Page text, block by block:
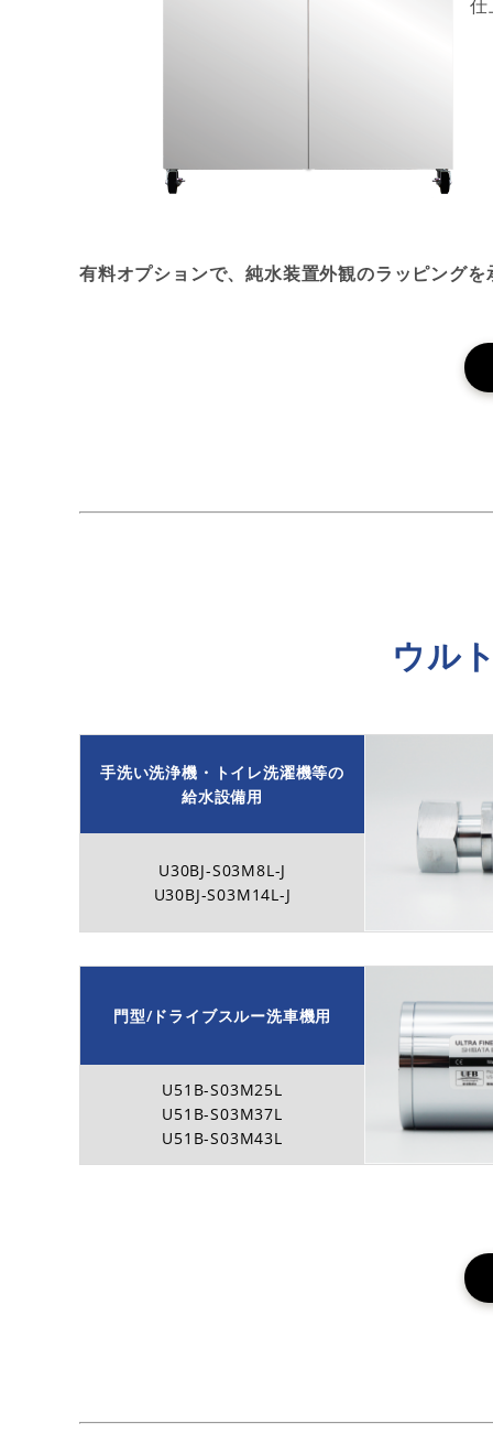
仕
有料オプションで、純水装置外観のラッピングを
ウル
手洗い洗浄機・トイレ洗濯機等の
給水設備用
U30BJ-S03M8L-J
U30BJ-S03M14L-J
門型/ドライブスルー洗車機用
U51B-S03M25L
U51B-S03M37L
U51B-S03M43L